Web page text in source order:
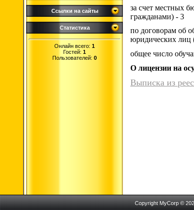
Ссылки на сайты
Статистика
Онлайн всего: 1
Гостей: 1
Пользователей: 0
за счет местных
гражданами) - 3
по договорам об
юридических лиц
общее число
О лицензии на
Выписка из
Copyright MyCorp ©